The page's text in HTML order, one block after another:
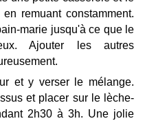
remuant constamment.
marie jusqu'à ce que le
Ajouter les autres
et y verser le mélange.
et placer sur le lèche-
2h30 à 3h. Une jolie